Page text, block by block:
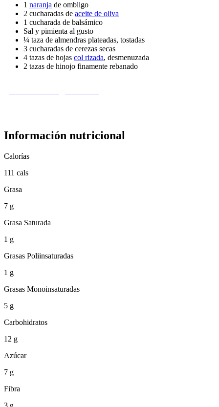
1 naranja de ombligo
2 cucharadas de aceite de oliva
1 cucharada de balsámico
Sal y pimienta al gusto
¼ taza de almendras plateadas, tostadas
3 cucharadas de cerezas secas
4 tazas de hojas col rizada, desmenuzada
2 tazas de hinojo finamente rebanado
Información nutricional
Calorías
111 cals
Grasa
7 g
Grasa Saturada
1 g
Grasas Poliinsaturadas
1 g
Grasas Monoinsaturadas
5 g
Carbohidratos
12 g
Azúcar
7 g
Fibra
3 g